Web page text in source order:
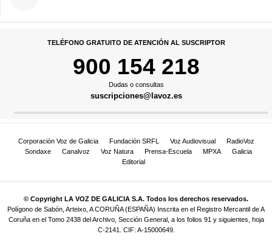
TELÉFONO GRATUITO DE ATENCIÓN AL SUSCRIPTOR
900 154 218
Dudas o consultas
suscripciones@lavoz.es
Corporación Voz de Galicia Fundación SRFL Voz Audiovisual
RadioVoz
Sondaxe
Canalvoz Voz Natura Prensa-Escuela MPXA
Galicia
Editorial
© Copyright LA VOZ DE GALICIA S.A. Todos los derechos reservados.
Polígono de Sabón, Arteixo, A CORUÑA (ESPAÑA) Inscrita en el Registro Mercantil de A
Coruña en el Tomo 2438 del Archivo, Sección General, a los folios 91 y siguientes, hoja
C-2141. CIF: A-15000649.